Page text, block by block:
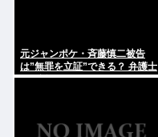
元ジャンポケ・斉藤慎二被告
は”無罪を立証”できる？ 弁護士
が解説